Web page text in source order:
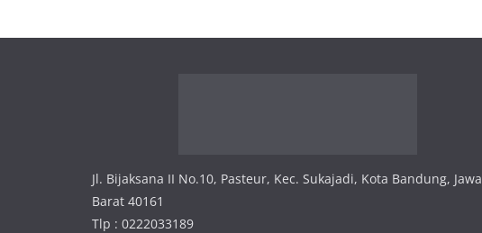
Jl. Bijaksana II No.10, Pasteur, Kec. Sukajadi, Kota Bandung, Jawa
Barat 40161
Tlp : 0222033189